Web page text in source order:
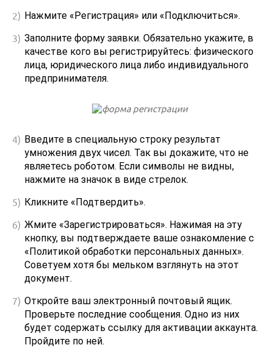
Нажмите «Регистрация» или «Подключиться».
Заполните форму заявки. Обязательно укажите, в
качестве кого вы регистрируйтесь: физического
лица, юридического лица либо индивидуального
предпринимателя.
Введите в специальную строку результат
умножения двух чисел. Так вы докажите, что не
являетесь роботом. Если символы не видны,
нажмите на значок в виде стрелок.
Кликните «Подтвердить».
Жмите «Зарегистрироваться». Нажимая на эту
кнопку, вы подтверждаете ваше ознакомление с
«Политикой обработки персональных данных».
Советуем хотя бы мельком взглянуть на этот
документ.
Откройте ваш электронный почтовый ящик.
Проверьте последние сообщения. Одно из них
будет содержать ссылку для активации аккаунта.
Пройдите по ней.